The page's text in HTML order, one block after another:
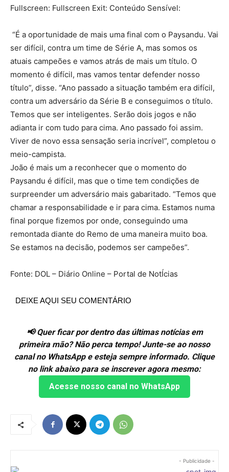
Fullscreen: Fullscreen Exit: Conteúdo Sensível:
“É a oportunidade de mais uma final com o Paysandu. Vai
ser difícil, contra um time de Série A, mas somos os
atuais campeões e vamos atrás de mais um título. O
momento é difícil, mas vamos tentar defender nosso
título”, disse. “Ano passado a situação também era difícil,
contra um adversário da Série B e conseguimos o título.
Temos que ser inteligentes. Serão dois jogos e não
adianta ir com tudo para cima. Ano passado foi assim.
Viver de novo essa sensação seria incrível”, completou o
meio-campista.
João é mais um a reconhecer que o momento do
Paysandu é difícil, mas que o time tem condições de
surpreender um adversário mais gabaritado. “Temos que
chamar a responsabilidade e ir para cima. Estamos numa
final porque fizemos por onde, conseguindo uma
remontada diante do Remo de uma maneira muito boa.
Se estamos na decisão, podemos ser campeões”.
Fonte: DOL – Diário Online – Portal de NotÍcias
DEIXE AQUI SEU COMENTÁRIO
📢 Quer ficar por dentro das últimas notícias em
primeira mão? Não perca tempo! Junte-se ao nosso
canal no WhatsApp e esteja sempre informado. Clique
no link abaixo para se inscrever agora mesmo:
Acesse nosso canal no WhatsApp
- Publicidade -